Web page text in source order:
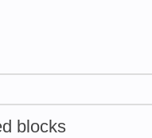
blocks